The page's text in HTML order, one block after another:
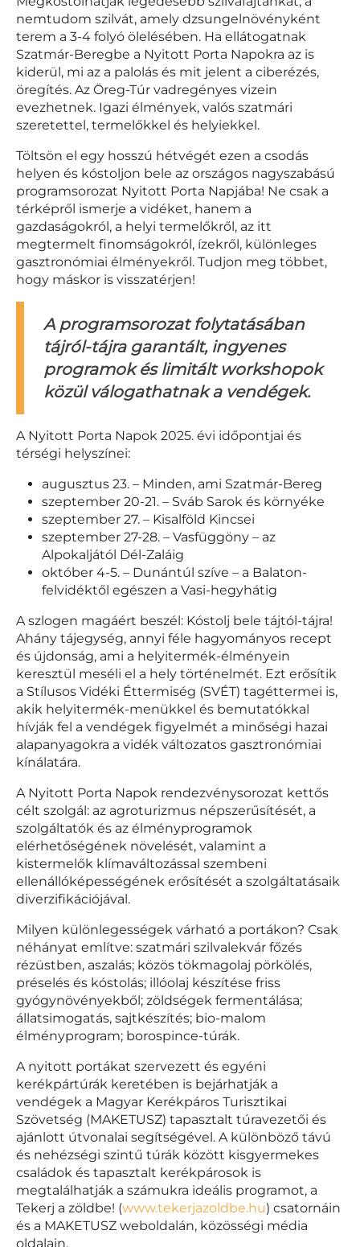
nemtudom szilvát, amely dzsungelnövényként
terem a 3-4 folyó ölelésében. Ha ellátogatnak
Szatmár-Beregbe a Nyitott Porta Napokra az is
kiderül, mi az a palolás és mit jelent a ciberézés,
öregítés. Az Öreg-Túr vadregényes vizein
evezhetnek. Igazi élmények, valós szatmári
szeretettel, termelőkkel és helyiekkel.
Töltsön el egy hosszú hétvégét ezen a csodás
helyen és kóstoljon bele az országos nagyszabású
programsorozat Nyitott Porta Napjába! Ne csak a
térképről ismerje a vidéket, hanem a
gazdaságokról, a helyi termelőkről, az itt
megtermelt finomságokról, ízekről, különleges
gasztronómiai élményekről. Tudjon meg többet,
hogy máskor is visszatérjen!
A programsorozat folytatásában
tájról-tájra garantált, ingyenes
programok és limitált workshopok
közül válogathatnak a vendégek.
A Nyitott Porta Napok 2025. évi időpontjai és
térségi helyszínei:
augusztus 23. – Minden, ami Szatmár-Bereg
szeptember 20-21. – Sváb Sarok és környéke
szeptember 27. – Kisalföld Kincsei
szeptember 27-28. – Vasfüggöny – az
Alpokaljától Dél-Zaláig
október 4-5. – Dunántúl szíve – a Balaton-
felvidéktől egészen a Vasi-hegyhátig
A szlogen magáért beszél: Kóstolj bele tájtól-tájra!
Ahány tájegység, annyi féle hagyományos recept
és újdonság, ami a helyitermék-élményein
keresztül meséli el a hely történelmét. Ezt erősítik
a Stílusos Vidéki Éttermiség (SVÉT) tagéttermei is,
akik helyitermék-menükkel és bemutatókkal
hívják fel a vendégek figyelmét a minőségi hazai
alapanyagokra a vidék változatos gasztronómiai
kínálatára.
A Nyitott Porta Napok rendezvénysorozat kettős
célt szolgál: az agroturizmus népszerűsítését, a
szolgáltatók és az élményprogramok
elérhetőségének növelését, valamint a
kistermelők klímaváltozással szembeni
ellenállóképességének erősítését a szolgáltatásaik
diverzifikációjával.
Milyen különlegességek várható a portákon? Csak
néhányat említve: szatmári szilvalekvár főzés
rézüstben, aszalás; közös tökmagolaj pörkölés,
préselés és kóstolás; illóolaj készítése friss
gyógynövényekből; zöldségek fermentálása;
állatsimogatás, sajtkészítés; bio-malom
élményprogram; borospince-túrák.
A nyitott portákat szervezett és egyéni
kerékpártúrák keretében is bejárhatják a
vendégek a Magyar Kerékpáros Turisztikai
Szövetség (MAKETUSZ) tapasztalt túravezetői és
ajánlott útvonalai segítségével. A különböző távú
és nehézségi szintű túrák között kisgyermekes
családok és tapasztalt kerékpárosok is
megtalálhatják a számukra ideális programot, a
Tekerj a zöldbe! (www.tekerjazoldbe.hu) csatornáin
és a MAKETUSZ weboldalán, közösségi média
oldalain.